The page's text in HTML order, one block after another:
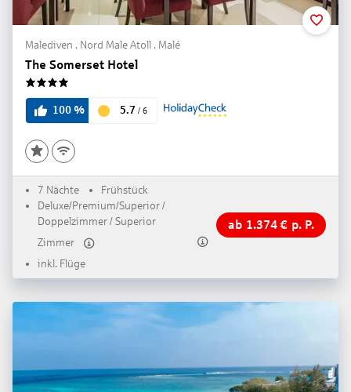
Malediven . Nord Male Atoll . Malé
The Somerset Hotel
100% 5.7 / 6
7 Nächte
Frühstück
Deluxe/Premium/Superior /
Doppelzimmer / Superior
Zimmer
inkl. Flüge
ab 1.374€ p. P.